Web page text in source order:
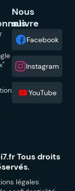
Nous
suivre
Facebook
Instagram
YouTube
Tous droits
légales